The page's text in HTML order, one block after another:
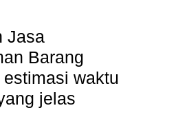
Jasa
Barang
waktu
jelas